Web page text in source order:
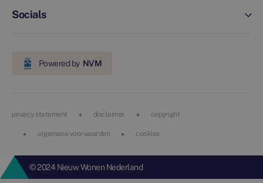
Socials
Powered by NVM
privacy statement disclaimer copyright
algemene voorwaarden cookies
© 2024 Nieuw Wonen Nederland